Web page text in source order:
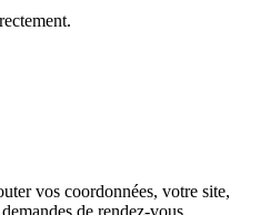
vos coordonnées, votre site,